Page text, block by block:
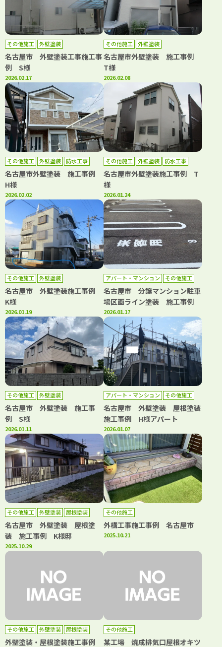
その他施工 外壁塗装
名古屋市 外壁塗装工事施工事
例 S様
2026.02.17
その他施工 外壁塗装
名古屋市外壁塗装 施工事例
T様
2026.02.08
その他施工 外壁塗装 防水工事
名古屋市外壁塗装 施工事例
H様
2026.02.02
その他施工 外壁塗装 防水工事
名古屋市外壁塗装施工事例 T
様
2026.01.24
その他施工 外壁塗装
名古屋市 外壁塗装施工事例
K様
2026.01.19
アパート・マンション その他施工
名古屋市 分譲マンション駐車
場区画ライン塗装 施工事例
2026.01.17
その他施工 外壁塗装
名古屋市 外壁塗装 施工事
例 S様
2026.01.11
アパート・マンション
その他施工
外壁塗装
屋根塗装
名古屋市 外壁塗装 屋根塗装
施工事例 H様アパート
2026.01.07
その他施工 外壁塗装
屋根塗装
防水工事
名古屋市 外壁塗装 屋根塗
装 施工事例 K様邸
2025.10.29
その他施工
外構工事施工事例 名古屋市
2025.10.21
その他施工 外壁塗装 屋根塗装
外壁塗装・屋根塗装施工事例
その他施工
某工場 焼成排気口屋根オキツ